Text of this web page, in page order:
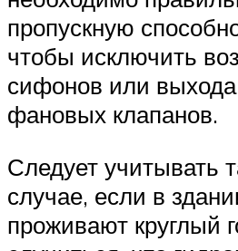
пропускную
чтобы исключить
сифонов или выхода
фановых клапанов.
Следует учитывать
случае, если в
проживают круглый